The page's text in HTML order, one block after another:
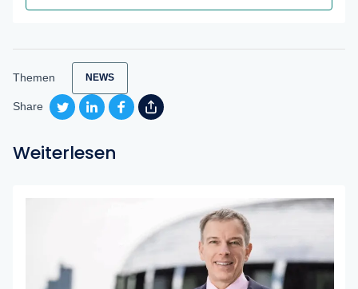
Themen NEWS
Share
Weiterlesen